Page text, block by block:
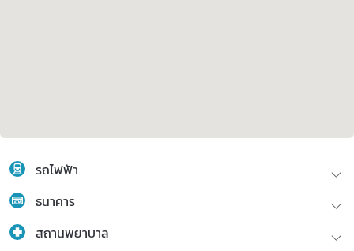
รถไฟฟ้า
ธนาคาร
สถานพยาบาล